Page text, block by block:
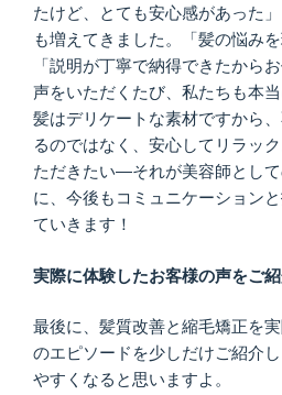
たけど、とても安心感があった
も増えてきました。「髪の悩み
「説明が丁寧で納得できたから
声をいただくたび、私たちも本
髪はデリケートな素材ですから
るのではなく、安心してリラッ
ただきたい—それが美容師とし
に、今後もコミュニケーション
ていきます！
実際に体験したお客様の声をご紹
最後に、髪質改善と縮毛矯正を
のエピソードを少しだけご紹介
やすくなると思いますよ。